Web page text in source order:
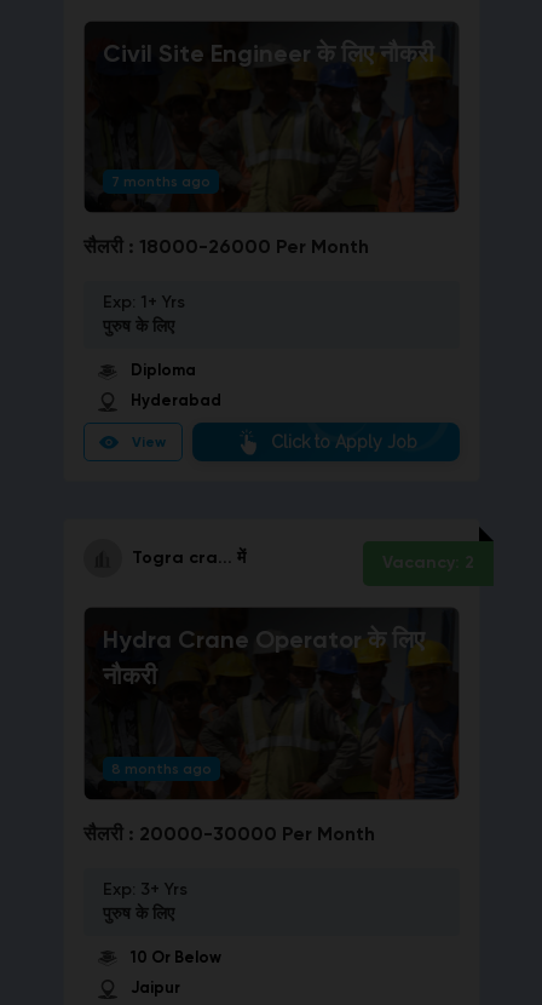
Civil Site Engineer के लिए नौकरी
7 months ago
सैलरी : 18000-26000 Per Month
Exp: 1+ Yrs
पुरुष के लिए
Diploma
Hyderabad
View Click to Apply Job
Togra cra... में
Hydra Crane Operatorके लिए
नौकरी
8 months ago
सैलरी : 20000-30000 Per Month
Exp: 3+ Yrs
पुरुष के लिए
10 Or Below
Jaipur